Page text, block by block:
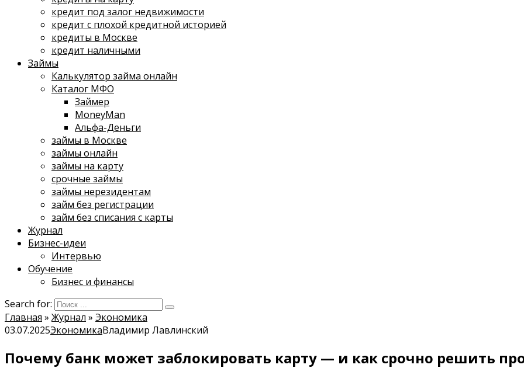
кредит под залог недвижимости
кредит с плохой кредитной историей
кредиты в Москве
кредит наличными
Займы
Калькулятор займа онлайн
Каталог МФО
Займер
MoneyMan
Альфа-Деньги
займы в Москве
займы онлайн
займы на карту
срочные займы
займы нерезидентам
займ без регистрации
займ без списания с карты
Журнал
Бизнес-идеи
Интервью
Обучение
Бизнес и финансы
Search for:
Главная » Журнал » Экономика
03.07.2025ЭкономикаВладимир Лавлинский
Почему банк может заблокировать карту — и как срочно решить